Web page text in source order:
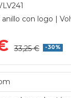
con logo |
33,25 € -30%